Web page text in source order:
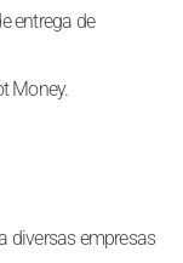
entrega de
Money.
diversas empresas